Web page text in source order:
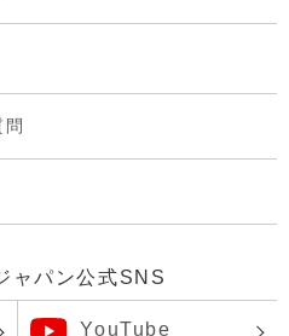
ャパン公式SNS
YouTube